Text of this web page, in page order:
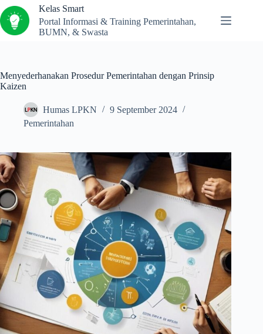
Kelas Smart
Portal Informasi & Training Pemerintahan,
BUMN, & Swasta
Menyederhanakan Prosedur Pemerintahan dengan Prinsip
Kaizen
Humas LPKN
9 September 2024
Pemerintahan